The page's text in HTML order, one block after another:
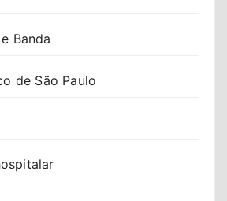
Banda
de São Paulo